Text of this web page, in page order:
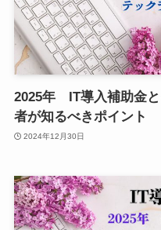
2025年 IT導入補助金
者が知るべきポイント
2024年12月30日